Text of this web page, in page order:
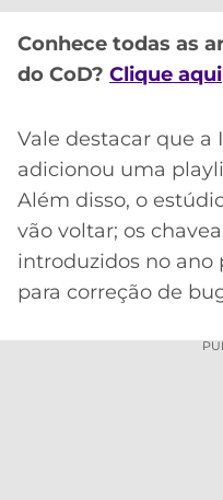
MELHORES
CASSINOS
ATLÉTICO
MG
CRUZEIRO
CAMPEÕES
Conhece todas as
do CoD? Clique aqui
Vale destacar que a
adicionou uma
Além disso, o
vão voltar; os
introduzidos no ano
para correção de